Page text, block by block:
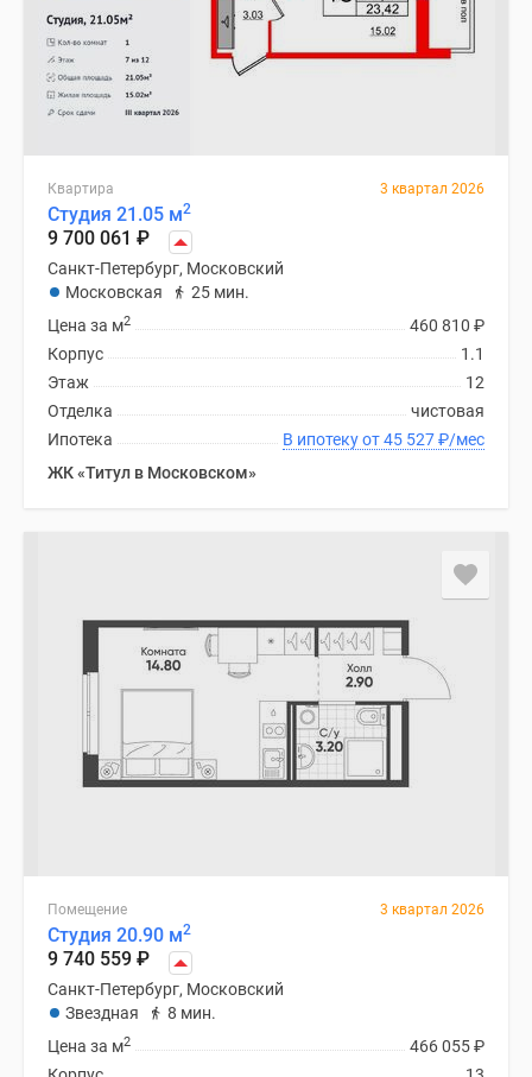
Квартира 3 квартал 2026
Студия 21.05 м2
9 700 061 ₽
Санкт-Петербург, Московский
Московская
25 мин.
460 810 ₽
Цена за м2
1.1
Корпус
12
Этаж
чистовая
Отделка
В ипотеку от 45 527₽/мес
Ипотека
ЖК «Титул в Московском»
Помещение 3 квартал 2026
Студия 20.90 м2
9 740 559 ₽
Санкт-Петербург, Московский
Звездная
8 мин.
466 055₽
Цена за м2